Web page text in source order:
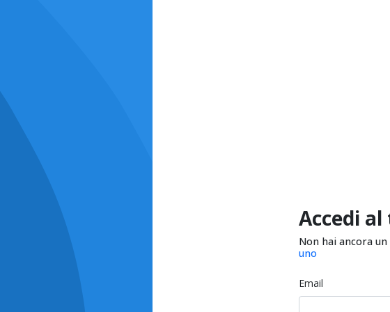
Accedi
Non hai ancora un
uno
Email